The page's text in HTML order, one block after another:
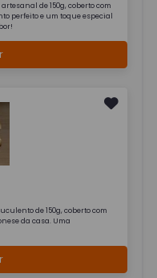
de 150g, coberto com
perfeito e um toque especial
de 150g, coberto com
da casa. Uma